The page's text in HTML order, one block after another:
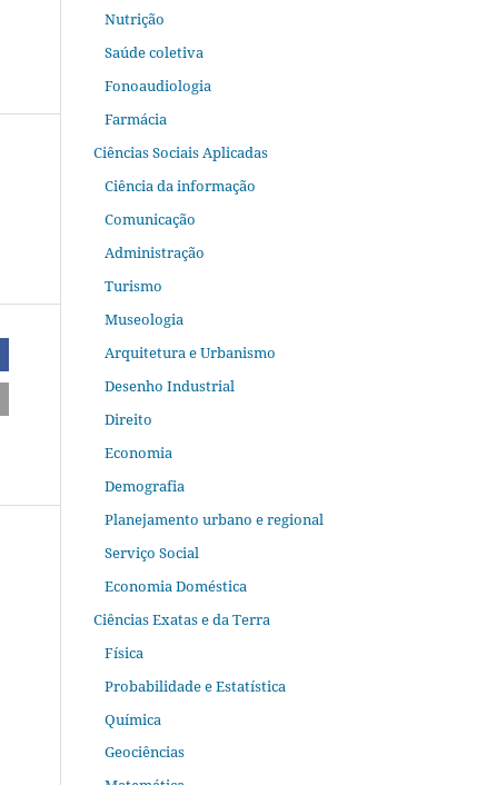
Nutrição
Saúde coletiva
Fonoaudiologia
Farmácia
Ciências Sociais Aplicadas
Ciência da informação
Comunicação
Administração
Turismo
Museologia
Arquitetura e Urbanismo
Desenho Industrial
Direito
Economia
Demografia
Planejamento urbano e regional
Serviço Social
Economia Doméstica
Ciências Exatas e da Terra
Física
Probabilidade e Estatística
Química
Geociências